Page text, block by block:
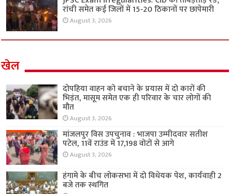
रांची समेत कई जिलों में 15-20 ठिकानों पर छापेमारी
August 3, 2026
खेल
दोपहिया वाहन को बचाने के प्रयास में दो कारों की
भिड़ंत, मासूम समेत एक ही परिवार के चार लोगों की
मौत
August 3, 2026
मांजलपुर विस उपचुनाव : भाजपा उम्मीदवार सतीश
पटेल, 11वें राउंड में 17,198 वोटों से आगे
August 3, 2026
हंगामे के बीच लोकसभा में दो विधेयक पेश, कार्यवाही 2
बजे तक स्थगित